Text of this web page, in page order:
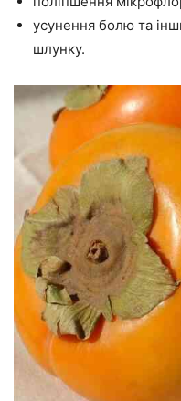
усунення болю та
шлунку.